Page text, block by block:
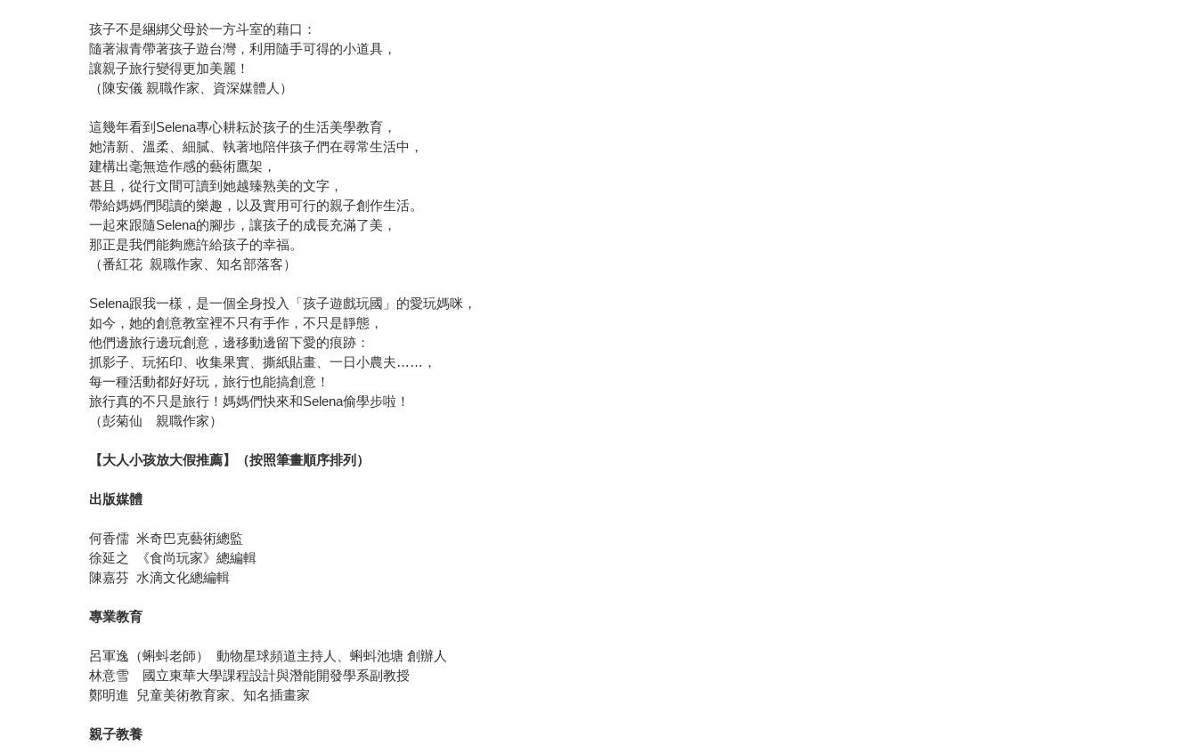
孩子不是綑綁父母於一方斗室的藉口：
隨著淑青帶著孩子遊台灣，利用隨手可得的小道具，
讓親子旅行變得更加美麗！
（陳安儀 親職作家、資深媒體人）
這幾年看到Selena專心耕耘於孩子的生活美學教育，
她清新、溫柔、細膩、執著地陪伴孩子們在尋常生活中，
建構出毫無造作感的藝術鷹架，
甚且，從行文間可讀到她越臻熟美的文字，
帶給媽媽們閱讀的樂趣，以及實用可行的親子創作生活。
一起來跟隨Selena的腳步，讓孩子的成長充滿了美，
那正是我們能夠應許給孩子的幸福。
（番紅花 親職作家、知名部落客）
Selena跟我一樣，是一個全身投入「孩子遊戲玩國」的愛玩媽咪，
如今，她的創意教室裡不只有手作，不只是靜態，
他們邊旅行邊玩創意，邊移動邊留下愛的痕跡：
抓影子、玩拓印、收集果實、撕紙貼畫、一日小農夫……，
每一種活動都好好玩，旅行也能搞創意！
旅行真的不只是旅行！媽媽們快來和Selena偷學步啦！
（彭菊仙 親職作家）
【大人小孩放大假推薦】（按照筆畫順序排列）
出版媒體
何香儒 米奇巴克藝術總監
徐延之 《食尚玩家》總編輯
陳嘉芬 水滴文化總編輯
專業教育
呂軍逸（蝌蚪老師） 動物星球頻道主持人、蝌蚪池塘 創辦人
林意雪 國立東華大學課程設計與潛能開發學系副教授
鄭明進 兒童美術教育家、知名插畫家
親子教養